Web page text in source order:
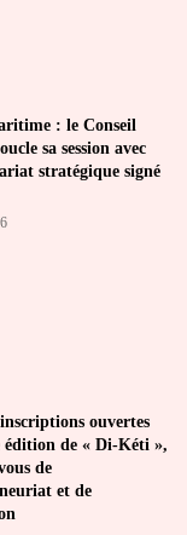
: le Conseil
sa session avec
stratégique signé
ouvertes
édition de « Di-Kéti »,
de
et de